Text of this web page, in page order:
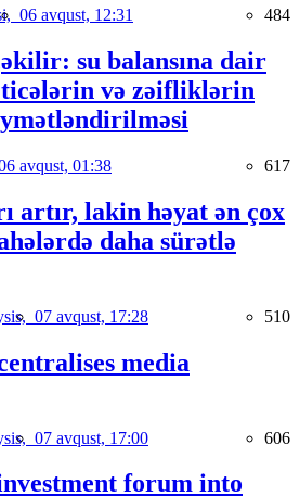
06 avqust, 12:31 484
su balansına dair
və zəifliklərin
avqust, 01:38 617
artır, lakin həyat ən çox
daha sürətlə
07 avqust, 17:28 510
media
07 avqust, 17:00 606
forum into